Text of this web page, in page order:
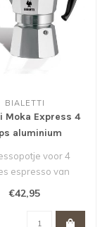
BIALETTI
Moka Express 4
aluminium
voor 4
espresso van
In vrijwel elk
€42,95